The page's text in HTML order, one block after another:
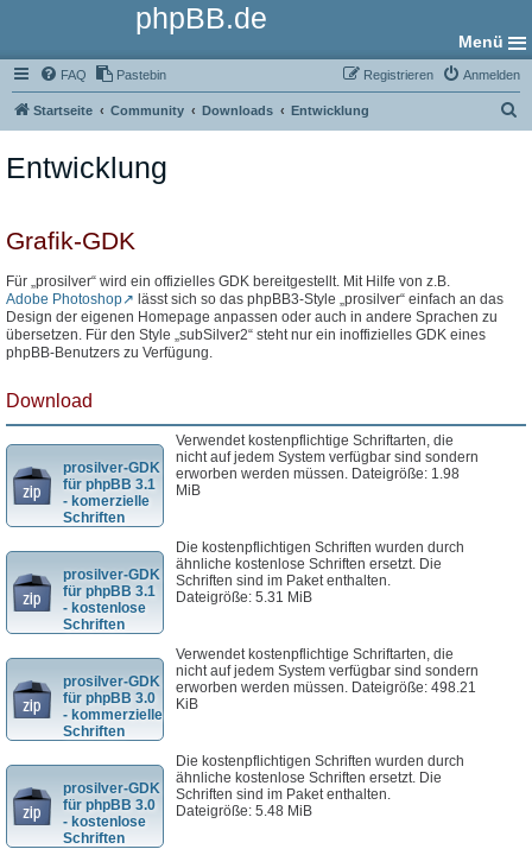
phpBB.de
Menü
FAQ Pastebin Anmelden
Registrieren
Startseite Community Downloads Entwicklung
Entwicklung
Grafik-GDK
Für „prosilver“ wird ein offizielles GDK bereitgestellt. Mit Hilfe von z.B.
Adobe Photoshop
lässt sich so das phpBB3-Style „prosilver“ einfach an das
Design der eigenen Homepage anpassen oder auch in andere Sprachen zu
übersetzen. Für den Style „subSilver2“ steht nur ein inoffizielles GDK eines
phpBB-Benutzers zu Verfügung.
Download
prosilver-GDK
für phpBB 3.1
- komerzielle
Schriften
Verwendet kostenpflichtige Schriftarten, die
nicht auf jedem System verfügbar sind sondern
erworben werden müssen. Dateigröße: 1.98
MiB
prosilver-GDK
für phpBB 3.1
- kostenlose
Schriften
Die kostenpflichtigen Schriften wurden durch
ähnliche kostenlose Schriften ersetzt. Die
Schriften sind im Paket enthalten.
Dateigröße: 5.31 MiB
prosilver-GDK
für phpBB 3.0
- kommerzielle
Schriften
Verwendet kostenpflichtige Schriftarten, die
nicht auf jedem System verfügbar sind sondern
erworben werden müssen. Dateigröße: 498.21
KiB
prosilver-GDK
für phpBB 3.0
- kostenlose
Schriften
Die kostenpflichtigen Schriften wurden durch
ähnliche kostenlose Schriften ersetzt. Die
Schriften sind im Paket enthalten.
Dateigröße: 5.48 MiB